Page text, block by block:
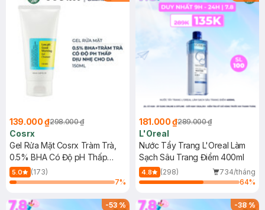
139.000 ₫298.000 ₫
Cosrx
Gel Rửa Mặt Cosrx Tràm Trà,
0.5% BHA Có Độ pH Thấp
150ml
5.0
(173)
7%
181.000 ₫289.000 ₫
L'Oreal
Nước Tẩy Trang L'Oreal Làm
Sạch Sâu Trang Điểm 400ml
4.8 (298)
734/tháng
64%
-53% -38%